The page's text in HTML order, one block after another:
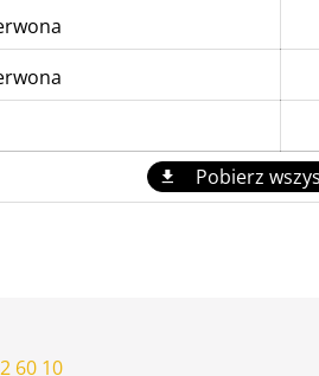
Pobierz
60 10